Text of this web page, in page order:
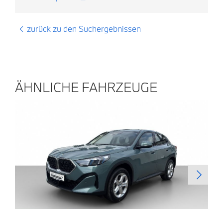
zurück zu den Suchergebnissen
ÄHNLICHE FAHRZEUGE